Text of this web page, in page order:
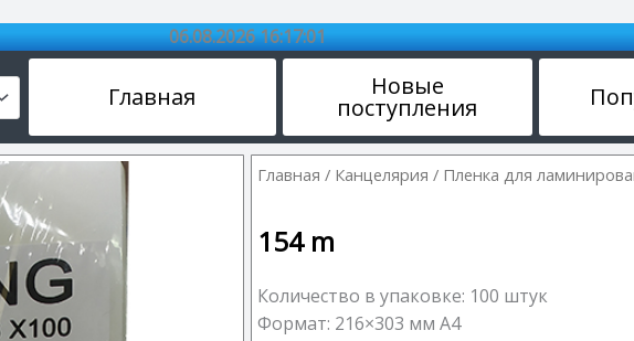
06.08.2026 16:17:02
Главная Новые
поступления
Главная / Канцелярия / Пленка для
154 m
Количество в упаковке: 100 штук
Формат: 216×303 мм A4